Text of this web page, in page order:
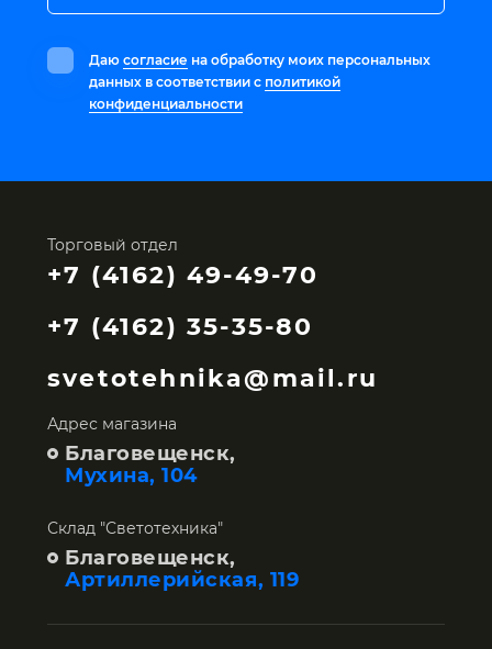
Даю согласие на обработку моих персональных
данных в соответствии с политикой
конфиденциальности
Торговый отдел
+7 (4162) 49-49-70
+7 (4162) 35-35-80
svetotehnika@mail.ru
Адрес магазина
Благовещенск,
Мухина, 104
Склад "Светотехника"
Благовещенск,
Артиллерийская, 119